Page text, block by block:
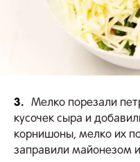
3.
Мелко порезали
кусочек сыра и
корнишоны, мелко их
заправили майонезом и